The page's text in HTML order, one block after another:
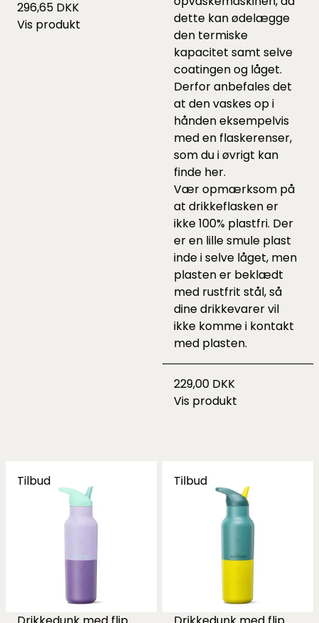
296,65 DKK
Vis produkt
dette kan ødelægge
den termiske
kapacitet samt selve
coatingen og låget.
Derfor anbefales det
at den vaskes op i
hånden eksempelvis
med en flaskerenser,
som du i øvrigt kan
finde her.
Vær opmærksom på
at drikkeflasken er
ikke 100% plastfri. Der
er en lille smule plast
inde i selve låget, men
plasten er beklædt
med rustfrit stål, så
dine drikkevarer vil
ikke komme i kontakt
med plasten.
229,00 DKK
Vis produkt
Tilbud Tilbud